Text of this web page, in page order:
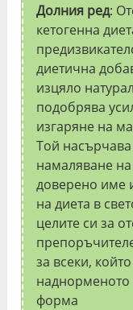
Долния ред:
кетогенна
диетична
изцяло
подобрява
изгаряне на
Той
намаляване
доверено име
на диета в
целите си за
за всеки,
наднорменото
форма